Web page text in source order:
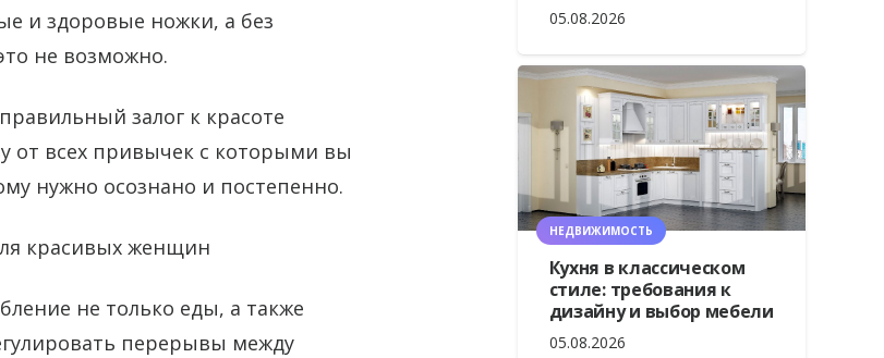
и здоровые ножки, а без
не возможно.
залог к красоте
от всех привычек с которыми вы
нужно осознано и постепенно.
красивых женщин
не только еды, а также
перерывы между
05.08.2026
НЕДВИЖИМОСТЬ
Кухня в классическом
стиле: требования к
дизайну и выбор мебели
05.08.2026